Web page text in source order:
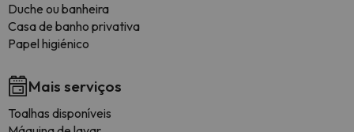
Duche ou banheira
Casa de banho privativa
Papel higiénico
Mais serviços
Toalhas disponíveis